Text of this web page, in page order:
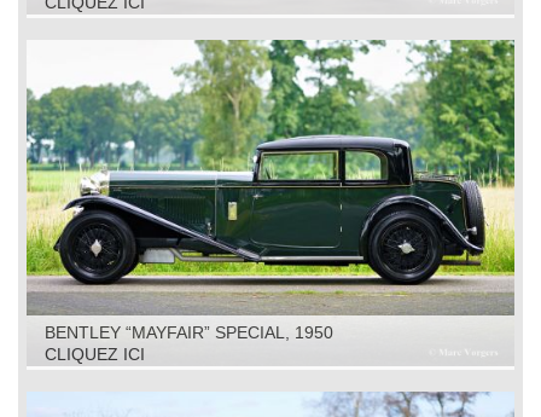
BENTLEY “MAYFAIR” SPECIAL, 1950
CLIQUEZ ICI